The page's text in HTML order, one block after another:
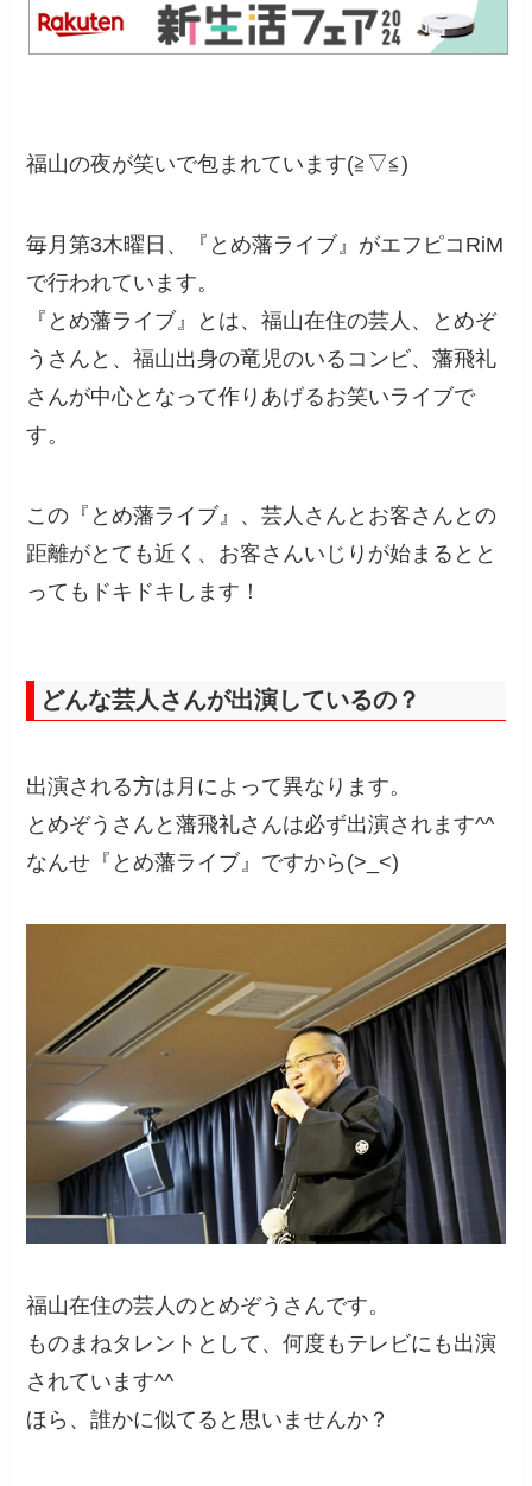
福山の夜が笑いで包まれています(≧▽≦)
毎月第3木曜日、『とめ藩ライブ』がエフピコRiM
で行われています。
『とめ藩ライブ』とは、福山在住の芸人、とめぞ
うさんと、福山出身の竜児のいるコンビ、藩飛礼
さんが中心となって作りあげるお笑いライブで
す。
この『とめ藩ライブ』、芸人さんとお客さんとの
距離がとても近く、お客さんいじりが始まるとと
ってもドキドキします！
どんな芸人さんが出演しているの？
出演される方は月によって異なります。
とめぞうさんと藩飛礼さんは必ず出演されます^^
なんせ『とめ藩ライブ』ですから(>_<)
福山在住の芸人のとめぞうさんです。
ものまねタレントとして、何度もテレビにも出演
されています^^
ほら、誰かに似てると思いませんか？